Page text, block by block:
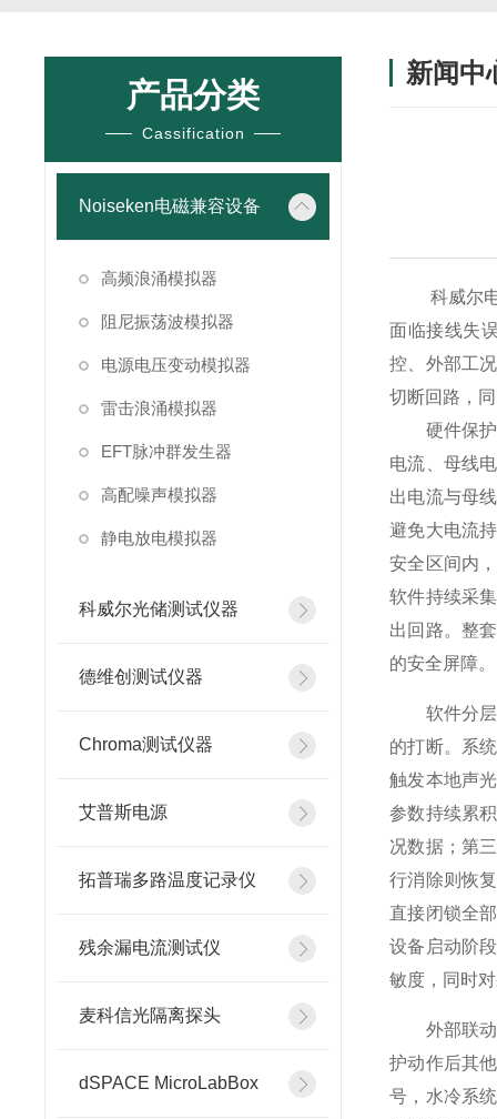
产品分类
Cassification
Noiseken电磁兼容设备
高频浪涌模拟器
阻尼振荡波模拟器
电源电压变动模拟器
雷击浪涌模拟器
EFT脉冲群发生器
高配噪声模拟器
静电放电模拟器
科威尔光储测试仪器
德维创测试仪器
Chroma测试仪器
艾普斯电源
拓普瑞多路温度记录仪
残余漏电流测试仪
麦科信光隔离探头
dSPACE MicroLabBox
新闻中
科威尔电机
面临接线失
控、外部工
切断回路，
硬件保护属
电流、母线
出电流与母
避免大电流
安全区间内
软件持续采
出回路。整
的安全屏障。
软件分层保
的打断。系
触发本地声
参数持续累
况数据；第
行消除则恢
直接闭锁全
设备启动阶
敏度，同时
外部联动保
护动作后其
号，水冷系